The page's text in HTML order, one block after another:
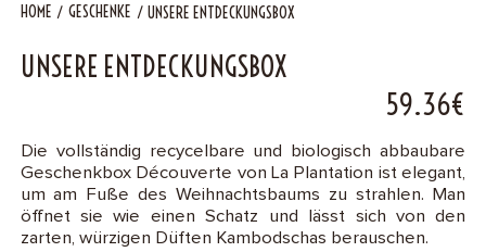
Contact
HOME GESCHENKE UNSERE ENTDECKUNGSBOX
UNSERE ENTDECKUNGSBOX
59.36€
Die vollständig recycelbare und biologisch abbaubare
Geschenkbox Découverte von La Plantation ist elegant,
um am Fuße des Weihnachtsbaums zu strahlen. Man
öffnet sie wie einen Schatz und lässt sich von den
zarten, würzigen Düften Kambodschas berauschen.